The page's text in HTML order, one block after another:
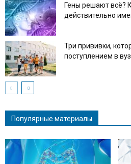
Гены решают всё?
действительно
Три прививки,
поступлением в вуз
Популярные материалы